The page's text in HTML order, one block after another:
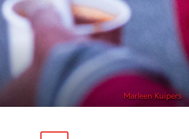
Marleen Kuipers